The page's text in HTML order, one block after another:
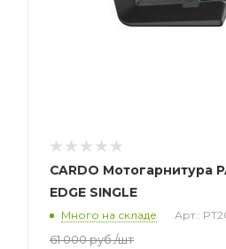
CARDO Мотогарнитура
EDGE SINGLE
Много на складе Арт.:
61 000руб./шт